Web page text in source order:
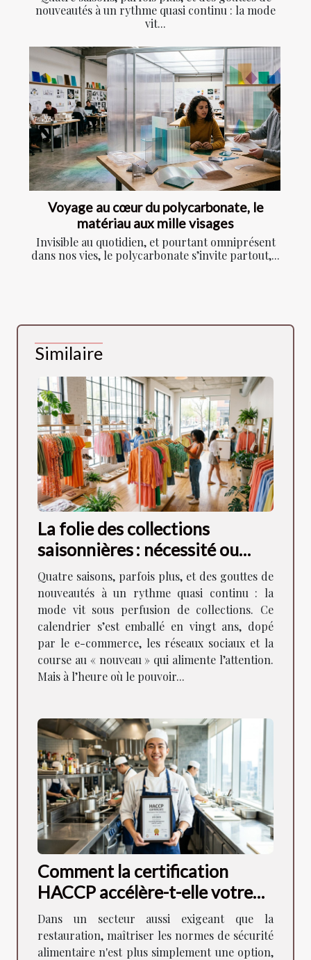
nouveautés à un rythme quasi continu : la mode
vit...
Voyage au cœur du polycarbonate, le
matériau aux mille visages
Invisible au quotidien, et pourtant omniprésent
dans nos vies, le polycarbonate s’invite partout,...
Similaire
La folie des collections
saisonnières : nécessité ou
artifice ?
Quatre saisons, parfois plus, et des gouttes de
nouveautés à un rythme quasi continu : la
mode vit sous perfusion de collections. Ce
calendrier s’est emballé en vingt ans, dopé
par le e-commerce, les réseaux sociaux et la
course au « nouveau » qui alimente l’attention.
Mais à l’heure où le pouvoir...
Comment la certification
HACCP accélère-t-elle votre
carrière en restauration ?
Dans un secteur aussi exigeant que la
restauration, maîtriser les normes de sécurité
alimentaire n'est plus simplement une option,